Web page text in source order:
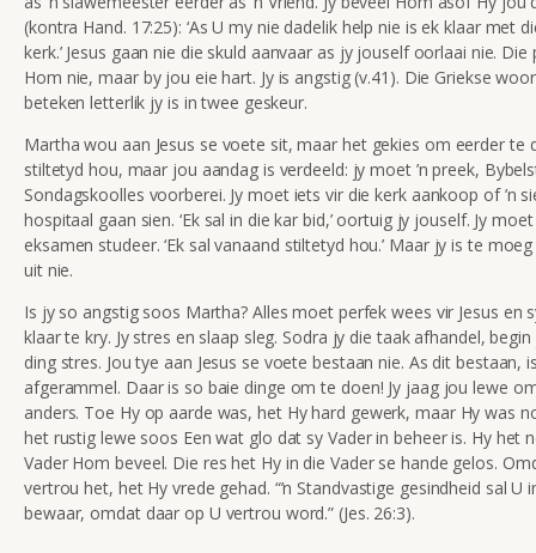
(kontra Hand. 17:25): ‘As U my nie dadelik help nie is ek klaar met
kerk.’ Jesus gaan nie die skuld aanvaar as jy jouself oorlaai nie.
Hom nie, maar by jou eie hart. Jy is angstig (v.41). Die Griekse
beteken letterlik jy is in twee geskeur.
Martha wou aan Jesus se voete sit, maar het gekies om eerder te
stiltetyd hou, maar jou aandag is verdeeld: jy moet ’n preek,
Sondagskoolles voorberei. Jy moet iets vir die kerk aankoop of ’n
hospitaal gaan sien. ‘Ek sal in die kar bid,’ oortuig jy jouself. Jy
eksamen studeer. ‘Ek sal vanaand stiltetyd hou.’ Maar jy is te
uit nie.
Is jy so angstig soos Martha? Alles moet perfek wees vir Jesus en
klaar te kry. Jy stres en slaap sleg. Sodra jy die taak afhandel,
ding stres. Jou tye aan Jesus se voete bestaan nie. As dit bestaan,
afgerammel. Daar is so baie dinge om te doen! Jy jaag jou lewe
anders. Toe Hy op aarde was, het Hy hard gewerk, maar Hy was
het rustig lewe soos Een wat glo dat sy Vader in beheer is. Hy het
Vader Hom beveel. Die res het Hy in die Vader se hande gelos.
vertrou het, het Hy vrede gehad. “’n Standvastige gesindheid sal U
bewaar, omdat daar op U vertrou word.” (Jes. 26:3).